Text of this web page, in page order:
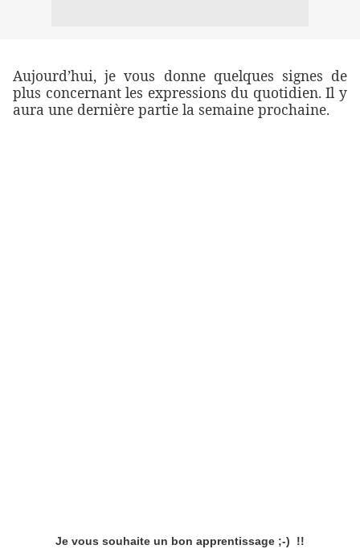
Aujourd’hui, je vous donne quelques signes de
plus concernant les expressions du quotidien. Il y
aura une dernière partie la semaine prochaine.
Je vous souhaite un bon apprentissage ;-) !!